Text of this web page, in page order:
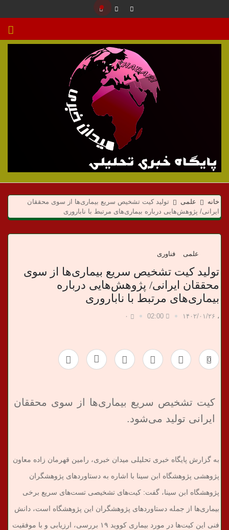
م
ی
د
ن
خ
ر
خانه علمی
تولید کیت تشخیص سریع بیماری‌ها از سوی محققان
ایرانی/ پژوهش‌هایی درباره بیماری‌های مرتبط با ناباروری
علمی فناوری
تولید کیت تشخیص سریع بیماری‌ها از سوی
محققان ایرانی/ پژوهش‌هایی درباره
بیماری‌های مرتبط با ناباروری
، ۱۴۰۲/۰۱/۲۶ 02:00 ۰
0
کیت تشخیص سریع بیماری‌ها از سوی محققان
ایرانی تولید می‌شود.
به گزارش پایگاه خبری تحلیلی میدان خبری، رامین قهرمان زاده معاون
پژوهشی پژوهشگاه ابن سینا با اشاره به دستاوردهای پژوهشگران
پژوهشگاه ابن سینا، گفت: کیت‌های تشخیصی تست‌های سریع برخی
بیماری‌ها از جمله دستاوردهای پژوهشگران این پژوهشگاه است، دانش
فنی این کیت‌ها در مورد بیماری کووید ۱۹ بررسی، ارزیابی و با موفقیت